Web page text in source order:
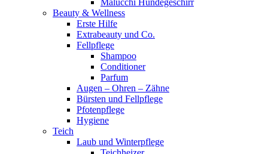
Malucchi Hundegeschirr
Beauty & Wellness
Erste Hilfe
Extrabeauty und Co.
Fellpflege
Shampoo
Conditioner
Parfum
Augen – Ohren – Zähne
Bürsten und Fellpflege
Pfotenpflege
Hygiene
Teich
Laub und Winterpflege